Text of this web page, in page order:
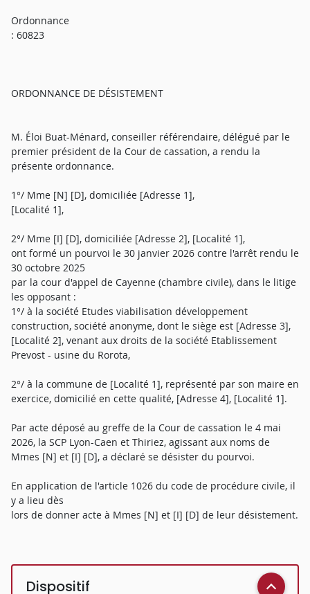
Ordonnance
: 60823
ORDONNANCE DE DÉSISTEMENT
M. Éloi Buat-Ménard, conseiller référendaire, délégué par le
premier président de la Cour de cassation, a rendu la
présente ordonnance.
1°/ Mme [N] [D], domiciliée [Adresse 1],
[Localité 1],
2°/ Mme [I] [D], domiciliée [Adresse 2], [Localité 1],
ont formé un pourvoi le 30 janvier 2026 contre l'arrêt rendu le
30 octobre 2025
par la cour d'appel de Cayenne (chambre civile), dans le litige
les opposant :
1°/ à la société Etudes viabilisation développement
construction, société anonyme, dont le siège est [Adresse 3],
[Localité 2], venant aux droits de la société Etablissement
Prevost - usine du Rorota,
2°/ à la commune de [Localité 1], représenté par son maire en
exercice, domicilié en cette qualité, [Adresse 4], [Localité 1].
Par acte déposé au greffe de la Cour de cassation le 4 mai
2026, la SCP Lyon-Caen et Thiriez, agissant aux noms de
Mmes [N] et [I] [D], a déclaré se désister du pourvoi.
En application de l'article 1026 du code de procédure civile, il
y a lieu dès
lors de donner acte à Mmes [N] et [I] [D] de leur désistement.
Dispositif